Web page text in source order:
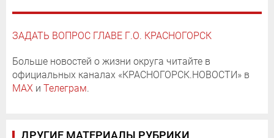
ЗАДАТЬ ВОПРОС ГЛАВЕ Г.О. КРАСНОГОРСК
Больше новостей о жизни округа читайте в
официальных каналах «КРАСНОГОРСК.НОВОСТИ» в
MAX и Телеграм.
ДРУГИЕ МАТЕРИАЛЫ РУБРИКИ